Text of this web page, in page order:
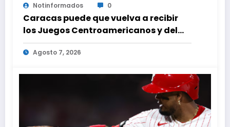
Notinformados 0
Caracas puede que vuelva a recibir
los Juegos Centroamericanos y del
Caribe tras mas de 70 años
Agosto 7, 2026